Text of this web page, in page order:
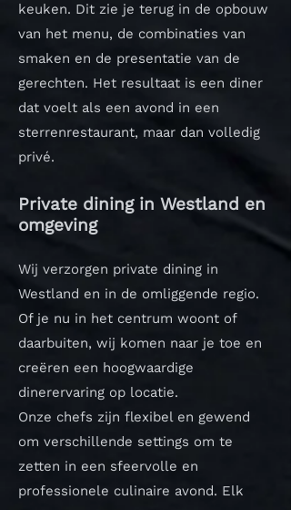
keuken. Dit zie je terug in de opbouw
van het menu, de combinaties van
smaken en de presentatie van de
gerechten. Het resultaat is een diner
dat voelt als een avond in een
sterrenrestaurant, maar dan volledig
privé.
Private dining in Westland en
omgeving
Wij verzorgen private dining in
Westland en in de omliggende regio.
Of je nu in het centrum woont of
daarbuiten, wij komen naar je toe en
creëren een hoogwaardige
dinerervaring op locatie.
Onze chefs zijn flexibel en gewend
om verschillende settings om te
zetten in een sfeervolle en
professionele culinaire avond. Elk